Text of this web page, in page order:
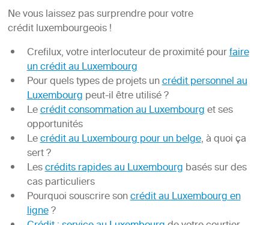
Ne vous laissez pas surprendre pour votre
crédit luxembourgeois !
Crefilux, votre interlocuteur de proximité pourfaire
un crédit au Luxembourg
Pour quels types de projets uncrédit personnel au
Luxembourgpeut-il être utilisé ?
Lecrédit consommation au Luxembourget ses
opportunités
Lecrédit au Luxembourg pour un belge, à quoi ça
sert ?
Lescrédits rapides au Luxembourgbasés sur des
cas particuliers
Pourquoi souscrire soncrédit au Luxembourg en
ligne?